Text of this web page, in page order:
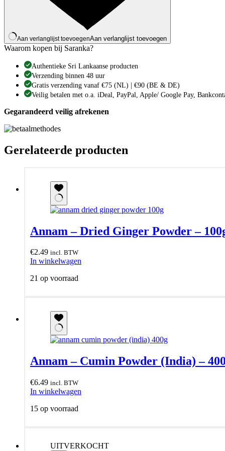
Aan verlanglijst toevoegenAan verlanglijst toevoegen
Waarom kopen bij Saranka?
Authentieke Sri Lankaanse producten
Verzending binnen 48 uur
Gratis verzending vanaf €75 (NL) | €90 (BE & DE)
Veilig betalen met o.a. iDeal, PayPal, Apple/ Google Pay,
Gegarandeerd veilig afrekenen
Gerelateerde producten
Annam – Dried Ginger Powder –
€2.49 incl. BTW
In winkelwagen
21 op voorraad
Annam – Cumin Powder (India) –
€6.49 incl. BTW
In winkelwagen
15 op voorraad
UITVERKOCHT